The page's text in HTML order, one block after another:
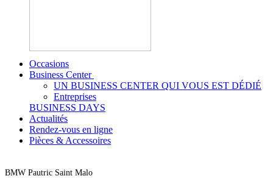
Occasions
Business Center
UN BUSINESS CENTER QUI VOUS EST DÉDIÉ
Entreprises
BUSINESS DAYS
Actualités
Rendez-vous en ligne
Pièces & Accessoires
BMW Pautric Saint Malo